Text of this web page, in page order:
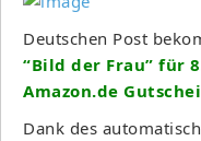
Deutschen Post
“Bild der Frau” für
Amazon.de
Dank des